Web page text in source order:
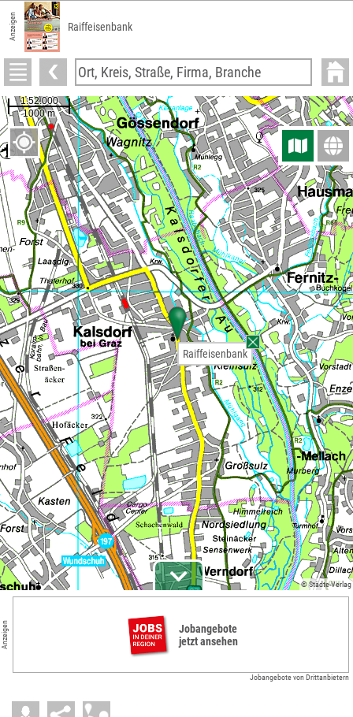
Anzeigen Raiffeisenbank
© Städte-Verlag
Raiffeisenbank
Anzeigen
Jobangebote
jetzt ansehen
Jobangebote von Drittanbietern